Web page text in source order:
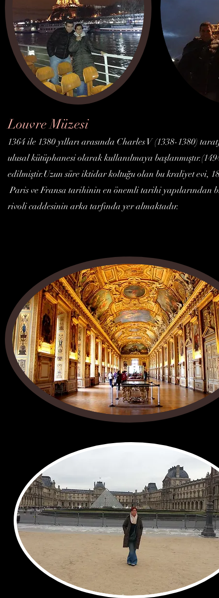
Louvre Müzesi
1364 ile 1380 yılları arasında Charles V (1338-1380)
ulusal kütüphanesi olarak kullanılmaya
edilmiştir.Uzun süre iktidar koltuğu olan bu kraliyet evi,
Paris ve Fransa tarihinin en önemli tarihi yapılarından
rivoli caddesinin arka tarfında yer almaktadır.